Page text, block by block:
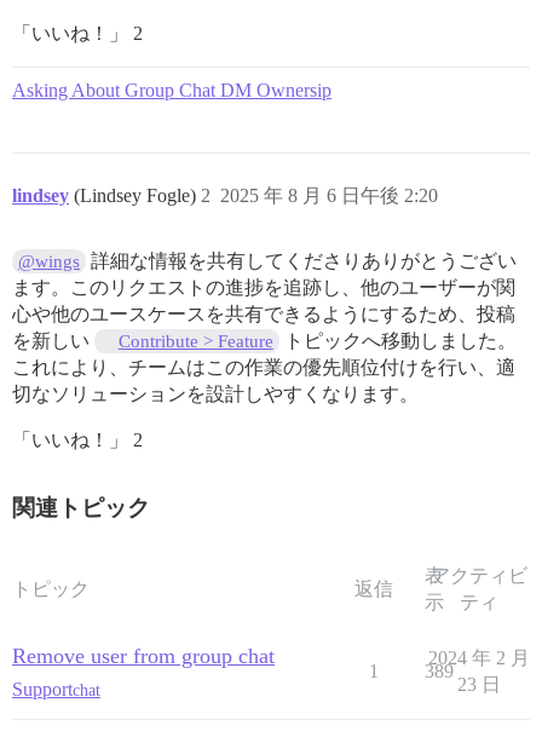
「いいね！」 2
Asking About Group Chat DM Ownersip
lindsey (Lindsey Fogle) 2025 年 8 月 6 日午後 2:20
2
@wings 詳細な情報を共有してくださりありがとうござい
ます。このリクエストの進捗を追跡し、他のユーザーが関
心や他のユースケースを共有できるようにするため、投稿
を新しい
Contribute > Feature
トピックへ移動しました。
これにより、チームはこの作業の優先順位付けを行い、適
切なソリューションを設計しやすくなります。
「いいね！」 2
関連トピック
トピック 返信
表
示
アクティビ
ティ
Remove user from group chat
Supportchat
1 389
2024 年 2 月
23 日